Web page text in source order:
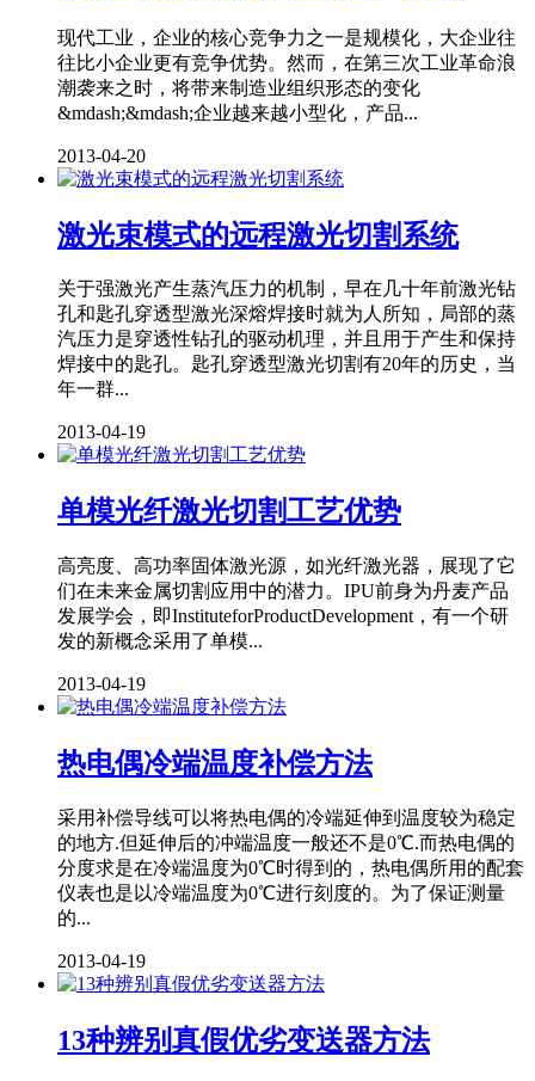
现代工业，企业的核心竞争力之一是规模化，大企业往
往比小企业更有竞争优势。然而，在第三次工业革命浪
潮袭来之时，将带来制造业组织形态的变化
&mdash;&mdash;企业越来越小型化，产品...
2013-04-20
激光束模式的远程激光切割系统
关于强激光产生蒸汽压力的机制，早在几十年前激光钻
孔和匙孔穿透型激光深熔焊接时就为人所知，局部的蒸
汽压力是穿透性钻孔的驱动机理，并且用于产生和保持
焊接中的匙孔。匙孔穿透型激光切割有20年的历史，当
年一群...
2013-04-19
单模光纤激光切割工艺优势
高亮度、高功率固体激光源，如光纤激光器，展现了它
们在未来金属切割应用中的潜力。IPU前身为丹麦产品
发展学会，即InstituteforProductDevelopment，有一个研
发的新概念采用了单模...
2013-04-19
热电偶冷端温度补偿方法
采用补偿导线可以将热电偶的冷端延伸到温度较为稳定
的地方.但延伸后的冲端温度一般还不是0℃.而热电偶的
分度求是在冷端温度为0℃时得到的，热电偶所用的配套
仪表也是以冷端温度为0℃进行刻度的。为了保证测量
的...
2013-04-19
13种辨别真假优劣变送器方法